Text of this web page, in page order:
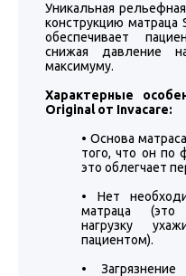
Уникальная
конструкцию матраца
обеспечивает
снижая давление
максимуму.
Характерные
Original от Invacare:
• Основа
того, что он по
это облегчает
• Нет
матраца (это
нагрузку
пациентом).
•